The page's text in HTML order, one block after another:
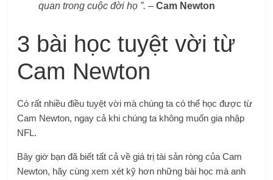
quan trong cuộc đời họ ”. –Cam Newton
3 bài học tuyệt vời từ
Cam Newton
Có rất nhiều điều tuyệt vời mà chúng ta có thể học được từ
Cam Newton, ngay cả khi chúng ta không muốn gia nhập
NFL.
Bây giờ bạn đã biết tất cả về giá trị tài sản ròng của Cam
Newton, hãy cùng xem xét kỹ hơn những bài học mà anh